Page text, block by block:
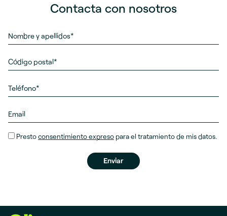
Contacta con nosotros
Prestoconsentimiento expreso para el tratamiento de mis datos.